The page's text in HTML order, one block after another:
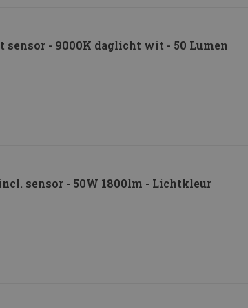
sensor - 9000K daglicht wit - 50 Lumen
sensor - 50W 1800lm - Lichtkleur